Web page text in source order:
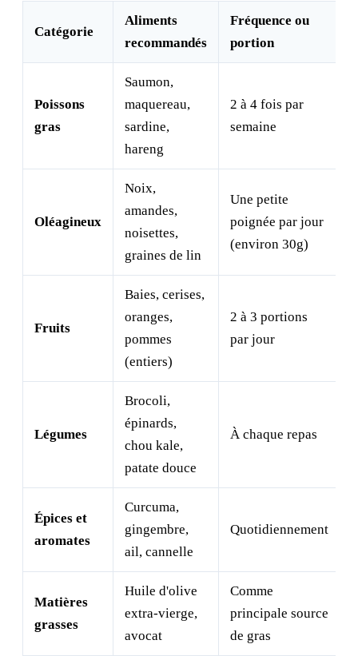
Catégorie
Aliments
recommandés
Fréquence ou
portion
Poissons
gras
Saumon,
maquereau,
sardine,
hareng
2 à 4 fois par
semaine
Oléagineux
Noix,
amandes,
noisettes,
graines de lin
Une petite
poignée par jour
(environ 30g)
Fruits
Baies, cerises,
oranges,
pommes
(entiers)
2 à 3 portions
par jour
Légumes
Brocoli,
épinards,
chou kale,
patate douce
À chaque repas
Épices et
aromates
Curcuma,
gingembre,
ail, cannelle
Quotidiennement
Matières
grasses
Huile d'olive
extra-vierge,
avocat
Comme
principale source
de gras